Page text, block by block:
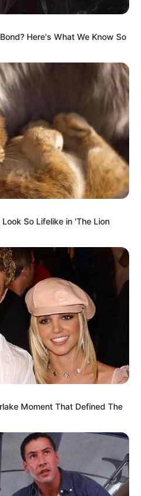
Here's What We Know So
So Lifelike in 'The Lion
Moment That Defined The